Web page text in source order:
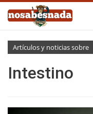
Artículos y noticias sobre
Intestino